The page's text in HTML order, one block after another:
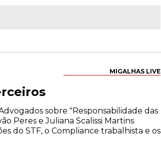
MIGALHAS LIVE
sobre "Responsabilidade das
Peres e Juliana Scalissi Martins
do STF, o Compliance trabalhista e os